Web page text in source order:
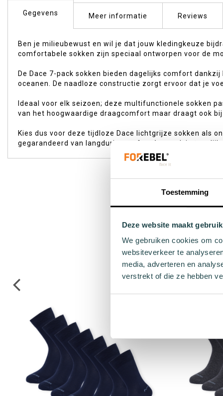
Toestemming
Deze website maakt
We gebruiken cookies om
websiteverkeer te
media, adverteren en
verstrekt of die ze hebben
gallerij
Gegevens
Ben je milieubewust en wil je dat jouw kledingkeuze
comfortabele sokken zijn speciaal ontworpen voor de
De Dace 7-pack sokken bieden dagelijks comfort
oceanen. De naadloze constructie zorgt ervoor dat je
Ideaal voor elk seizoen; deze multifunctionele sokken
van het hoogwaardige draagcomfort maar draagt ook
Kies dus voor deze tijdloze Dace lichtgrijze sokken als
gegarandeerd van langdurig comfort én maak je
Meer informatie Reviews